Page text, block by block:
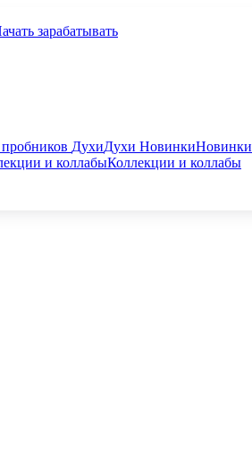
зарабатывать
ДухиДухи НовинкиНовинки
и коллабыКоллекции и коллабы